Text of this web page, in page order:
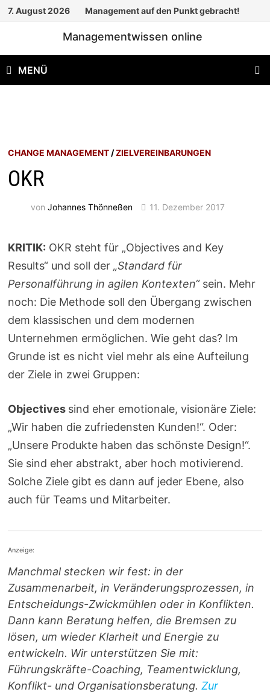
Zum
7. August 2026 Management auf den Punkt gebracht!
Managementwissen online
MENÜ
CHANGE MANAGEMENT /ZIELVEREINBARUNGEN
OKR
vonJohannes Thönneßen 11. Dezember 2017
KRITIK: OKR steht für „Objectives and Key
Results“ und soll der„Standard für
Personalführung in agilen Kontexten“sein. Mehr
noch: Die Methode soll den Übergang zwischen
dem klassischen und dem modernen
Unternehmen ermöglichen. Wie geht das? Im
Grunde ist es nicht viel mehr als eine Aufteilung
der Ziele in zwei Gruppen:
Objectives sind eher emotionale, visionäre Ziele:
„Wir haben die zufriedensten Kunden!“. Oder:
„Unsere Produkte haben das schönste Design!“.
Sie sind eher abstrakt, aber hoch motivierend.
Solche Ziele gibt es dann auf jeder Ebene, also
auch für Teams und Mitarbeiter.
Anzeige:
Manchmal stecken wir fest: in der
Zusammenarbeit, in Veränderungsprozessen, in
Entscheidungs-Zwickmühlen oder in Konflikten.
Dann kann Beratung helfen, die Bremsen zu
lösen, um wieder Klarheit und Energie zu
entwickeln. Wir unterstützen Sie mit:
Führungskräfte-Coaching, Teamentwicklung,
Konflikt- und Organisationsberatung.Zur